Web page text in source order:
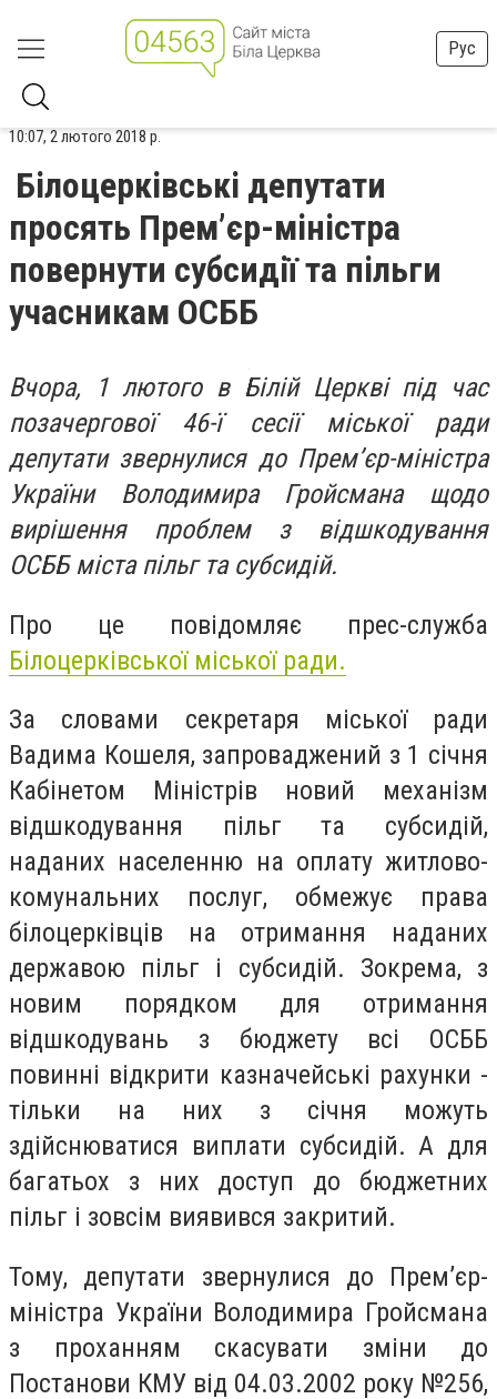
Рус
10:07, 2 лютого 2018 р.
Білоцерківські депутати
просять Прем’єр-міністра
повернути субсидії та пільги
учасникам ОСББ
Вчора, 1 лютого в Білій Церкві під час
позачергової 46-ї сесії міської ради
депутати звернулися до Прем’єр-міністра
України Володимира Гройсмана щодо
вирішення проблем з відшкодування
ОСББ міста пільг та субсидій.
Про це повідомляє прес-служба
Білоцерківської міської ради.
За словами секретаря міської ради
Вадима Кошеля, запроваджений з 1 січня
Кабінетом Міністрів новий механізм
відшкодування пільг та субсидій,
наданих населенню на оплату житлово-
комунальних послуг, обмежує права
білоцерківців на отримання наданих
державою пільг і субсидій. Зокрема, з
новим порядком для отримання
відшкодувань з бюджету всі ОСББ
повинні відкрити казначейські рахунки -
тільки на них з січня можуть
здійснюватися виплати субсидій. А для
багатьох з них доступ до бюджетних
пільг і зовсім виявився закритий.
Тому, депутати звернулися до Прем’єр-
міністра України Володимира Гройсмана
з проханням скасувати зміни до
Постанови КМУ від 04.03.2002 року №256,